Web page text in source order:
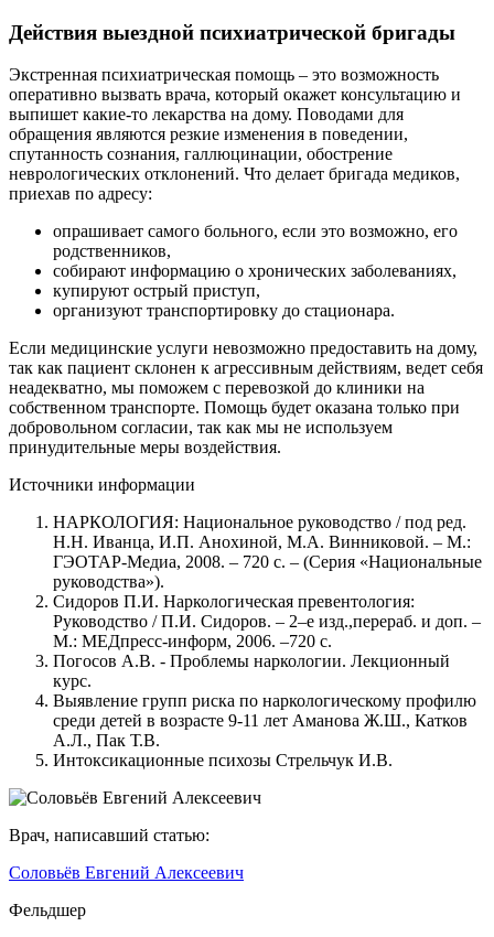
Действия выездной психиатрической бригады
Экстренная психиатрическая помощь – это возможность
оперативно вызвать врача, который окажет консультацию и
выпишет какие-то лекарства на дому. Поводами для
обращения являются резкие изменения в поведении,
спутанность сознания, галлюцинации, обострение
неврологических отклонений. Что делает бригада медиков,
приехав по адресу:
опрашивает самого больного, если это возможно, его
родственников,
собирают информацию о хронических заболеваниях,
купируют острый приступ,
организуют транспортировку до стационара.
Если медицинские услуги невозможно предоставить на дому,
так как пациент склонен к агрессивным действиям, ведет себя
неадекватно, мы поможем с перевозкой до клиники на
собственном транспорте. Помощь будет оказана только при
добровольном согласии, так как мы не используем
принудительные меры воздействия.
Источники информации
НАРКОЛОГИЯ: Национальное руководство / под ред.
Н.Н. Иванца, И.П. Анохиной, М.А. Винниковой. – М.:
ГЭОТАР-Медиа, 2008. – 720 с. – (Серия «Национальные
руководства»).
Сидоров П.И. Наркологическая превентология:
Руководство / П.И. Сидоров. – 2–е изд.,перераб. и доп. –
М.: МЕДпресс-информ, 2006. –720 с.
Погосов А.В. - Проблемы наркологии. Лекционный
курс.
Выявление групп риска по наркологическому профилю
среди детей в возрасте 9-11 лет Аманова Ж.Ш., Катков
А.Л., Пак Т.В.
Интоксикационные психозы Стрельчук И.В.
Врач, написавший статью:
Соловьёв Евгений Алексеевич
Фельдшер